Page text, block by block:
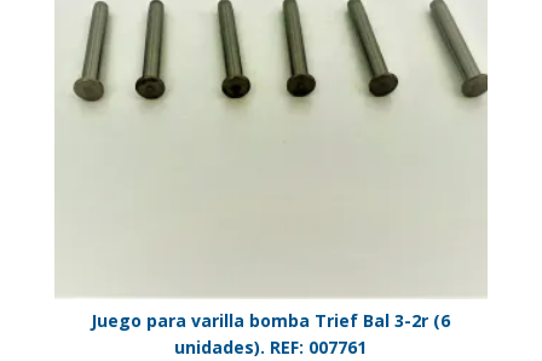
Juego para varilla bomba Trief Bal 3-2r (6
unidades). REF: 007761